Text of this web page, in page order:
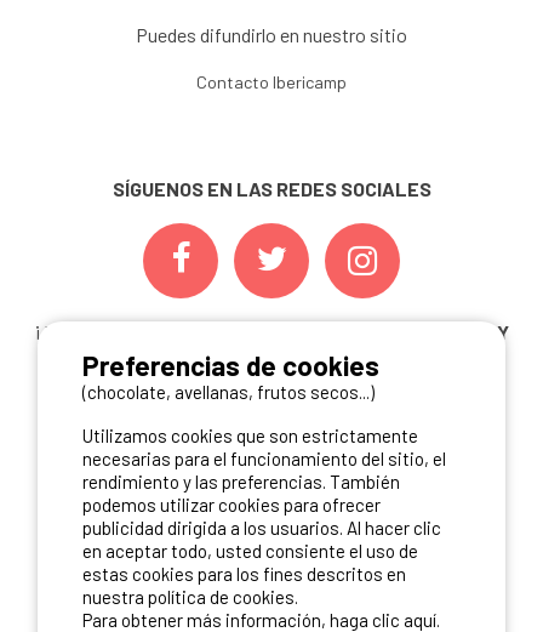
Puedes difundirlo en nuestro sitio
Contacto Ibericamp
SÍGUENOS EN LAS REDES SOCIALES
¡ Y NO TE PIERDAS NUESTRAS
OFERTAS, CONCURSOS Y
NOVEDADESINSCRIBIÉNDOTE A NUESTRA
NEWSLETTER!
ME INSCRIBO
NUESTROS PARTNERS
Preferencias de cookies
(chocolate, avellanas, frutos secos...)
Utilizamos cookies que son estrictamente
necesarias para el funcionamiento del sitio, el
rendimiento y las preferencias. También
podemos utilizar cookies para ofrecer
publicidad dirigida a los usuarios. Al hacer clic
en aceptar todo, usted consiente el uso de
estas cookies para los fines descritos en
nuestra política de cookies.
Para obtener más información, haga clic aquí.